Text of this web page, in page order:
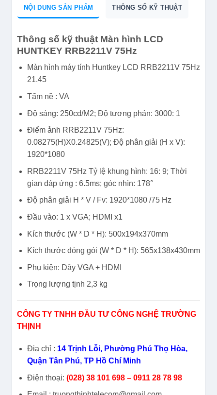
NỘI DUNG SẢN PHẨM THÔNG SỐ KỸ THUẬT
Thông số kỹ thuật Màn hình LCD
HUNTKEY RRB2211V 75Hz
Màn hình máy tính Huntkey LCD RRB2211V 75Hz
21.45
Tấm nề : VA
Độ sáng: 250cd/M2; Độ tương phản: 3000: 1
Điểm ảnh RRB2211V 75Hz:
0.08275(H)X0.24825(V); Độ phân giải (H x V):
1920*1080
RRB2211V 75Hz Tỷ lệ khung hình: 16: 9; Thời
gian đáp ứng : 6.5ms; góc nhìn: 178°
Độ phân giải H * V / Fv: 1920*1080 /75 Hz
Đầu vào: 1 x VGA; HDMI x1
Kích thước (W * D * H): 500x194x370mm
Kích thước đóng gói (W * D * H): 565x138x430mm
Phụ kiện: Dây VGA + HDMI
Trọng lượng tịnh 2,3 kg
CÔNG TY TNHH ĐẦU TƯ CÔNG NGHỆ TRƯỜNG
THỊNH
Địa chỉ : 14 Trịnh Lỗi, Phường Phú Thọ Hòa,
Quận Tân Phú, TP Hồ Chí Minh
Điện thoại: (028) 38 101 698 – 0911 28 78 98